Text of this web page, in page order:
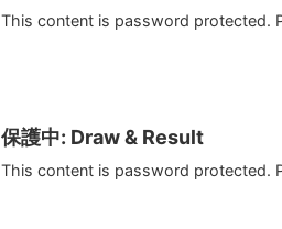
This content is password protected.
保護中: Draw & Result
This content is password protected.